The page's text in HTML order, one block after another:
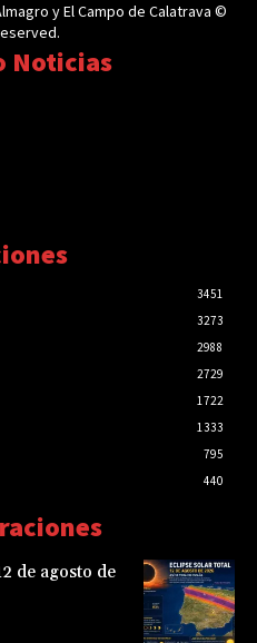
y El Campo de Calatrava ©
Noticias
3451
3273
2988
2729
1722
1333
795
440
de agosto de